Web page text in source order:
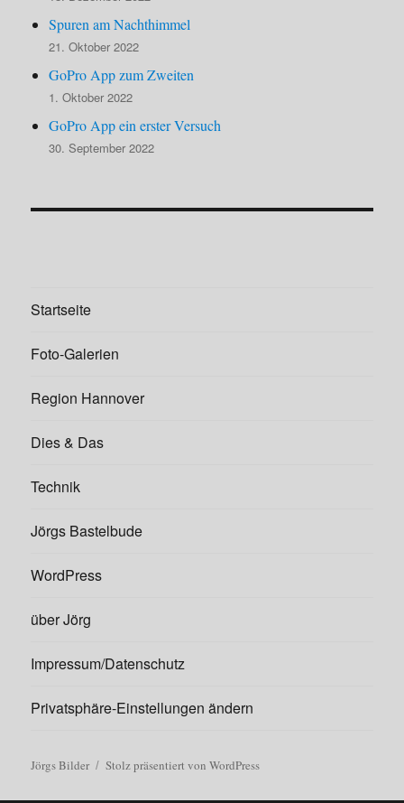
Spuren am Nachthimmel
21. Oktober 2022
GoPro App zum Zweiten
1. Oktober 2022
GoPro App ein erster Versuch
30. September 2022
Startseite
Foto-Galerien
Region Hannover
Dies & Das
Technik
Jörgs Bastelbude
WordPress
über Jörg
Impressum/Datenschutz
Privatsphäre-Einstellungen ändern
Jörgs Bilder Stolz präsentiert von WordPress